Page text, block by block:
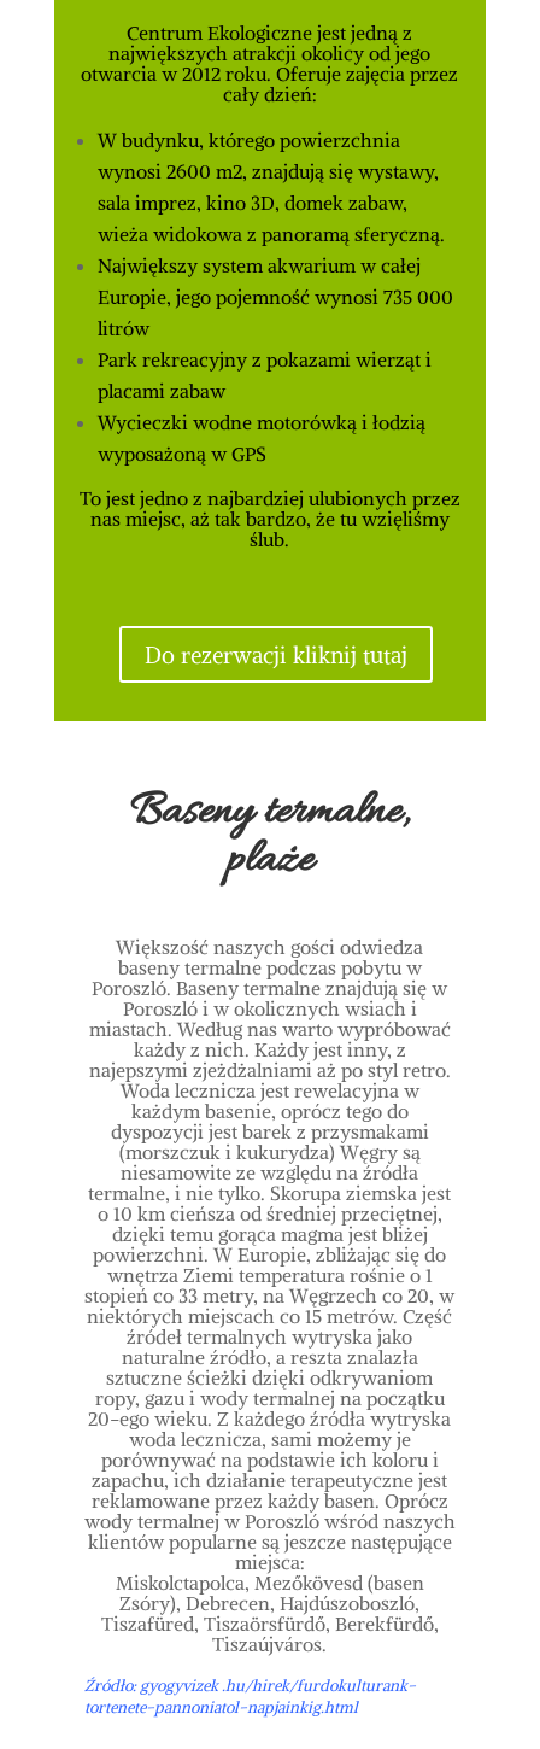
Centrum Ekologiczne jest jedną z
największych atrakcji okolicy od jego
otwarcia w 2012 roku. Oferuje zajęcia przez
cały dzień:
W budynku, którego powierzchnia
wynosi 2600 m2, znajdują się wystawy,
sala imprez, kino 3D, domek zabaw,
wieża widokowa z panoramą sferyczną.
Największy system akwarium w całej
Europie, jego pojemność wynosi 735 000
litrów
Park rekreacyjny z pokazami wierząt i
placami zabaw
Wycieczki wodne motorówką i łodzią
wyposażoną w GPS
To jest jedno z najbardziej ulubionych przez
nas miejsc, aż tak bardzo, że tu wzięliśmy
ślub.
Do rezerwacji kliknij tutaj
Baseny termalne,
plaże
Większość naszych gości odwiedza
baseny termalne podczas pobytu w
Poroszló. Baseny termalne znajdują się w
Poroszló i w okolicznych wsiach i
miastach. Według nas warto wypróbować
każdy z nich. Każdy jest inny, z
najepszymi zjeżdżalniami aż po styl retro.
Woda lecznicza jest rewelacyjna w
każdym basenie, oprócz tego do
dyspozycji jest barek z przysmakami
(morszczuk i kukurydza) Węgry są
niesamowite ze względu na źródła
termalne, i nie tylko. Skorupa ziemska jest
o 10 km cieńsza od średniej przeciętnej,
dzięki temu gorąca magma jest bliżej
powierzchni. W Europie, zbliżając się do
wnętrza Ziemi temperatura rośnie o 1
stopień co 33 metry, na Węgrzech co 20, w
niektórych miejscach co 15 metrów. Część
źródeł termalnych wytryska jako
naturalne źródło, a reszta znalazła
sztuczne ścieżki dzięki odkrywaniom
ropy, gazu i wody termalnej na początku
20-ego wieku. Z każdego źródła wytryska
woda lecznicza, sami możemy je
porównywać na podstawie ich koloru i
zapachu, ich działanie terapeutyczne jest
reklamowane przez każdy basen. Oprócz
wody termalnej w Poroszló wśród naszych
klientów popularne są jeszcze następujące
miejsca:
Miskolctapolca, Mezőkövesd (basen
Zsóry), Debrecen, Hajdúszoboszló,
Tiszafüred, Tiszaörsfürdő, Berekfürdő,
Tiszaújváros.
Źródło: gyogyvizek .hu/hirek/furdokulturank-
tortenete-pannoniatol-napjainkig.html